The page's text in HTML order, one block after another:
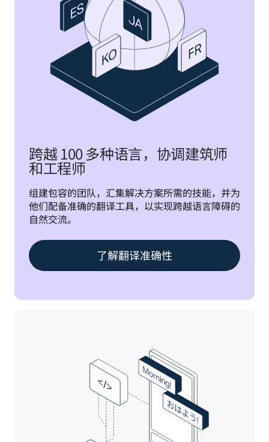
跨越 100 多种语言，协调建筑师
和工程师
组建包容的团队，汇集解决方案所需的技能，并为
他们配备准确的翻译工具，以实现跨越语言障碍的
自然交流。
了解翻译准确性